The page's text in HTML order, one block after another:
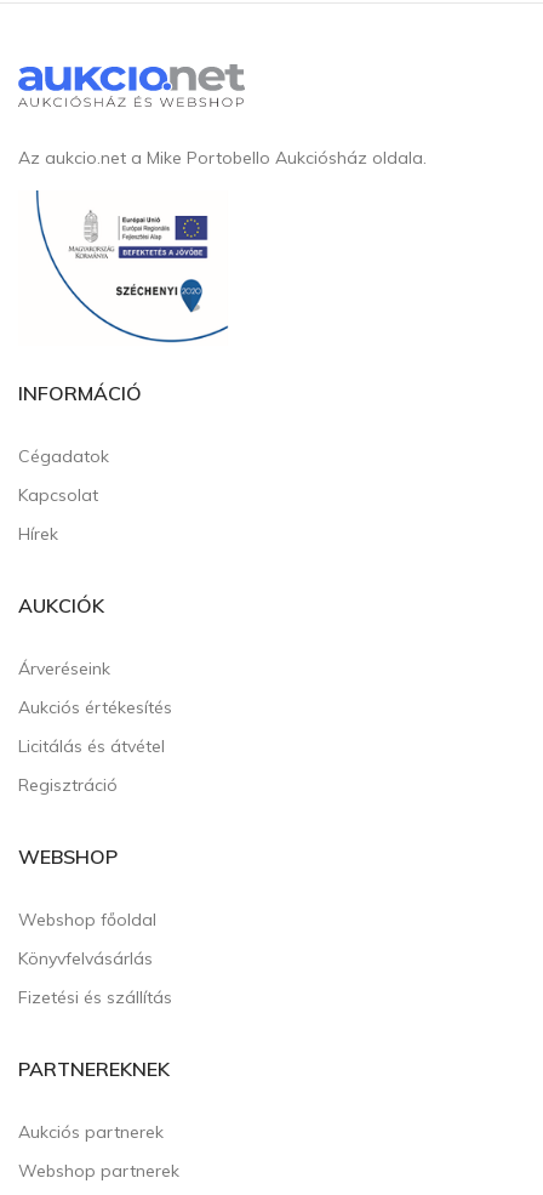
Az aukcio.net a Mike Portobello Aukciósház oldala.
INFORMÁCIÓ
Cégadatok
Kapcsolat
Hírek
AUKCIÓK
Árveréseink
Aukciós értékesítés
Licitálás és átvétel
Regisztráció
WEBSHOP
Webshop főoldal
Könyvfelvásárlás
Fizetési és szállítás
PARTNEREKNEK
Aukciós partnerek
Webshop partnerek